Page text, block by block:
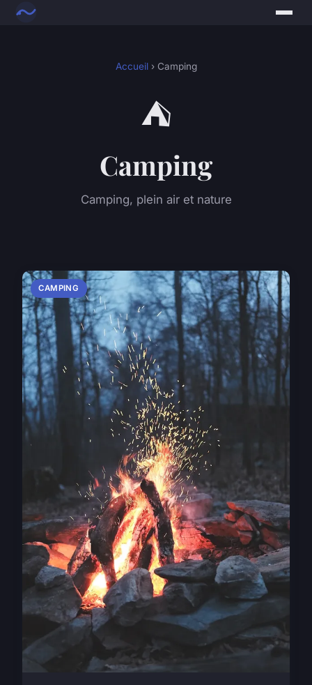
Accueil› Camping
⛺
Camping
Camping, plein air et nature
CAMPING